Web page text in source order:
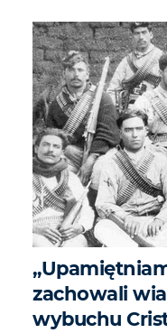
zachowali
wybuchu